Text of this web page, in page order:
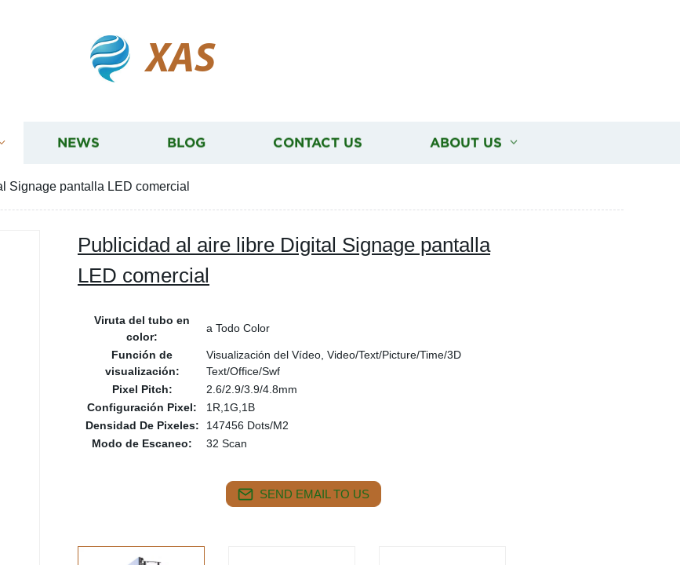
XAS
NEWS BLOG CONTACT US ABOUT US
Signage pantalla LED comercial
Publicidad al aire libre Digital Signage pantalla
LED comercial
Viruta del tubo en
color:
a Todo Color
Función de
visualización:
Visualización del Vídeo, Video/Text/Picture/Time/3D
Text/Office/Swf
Pixel Pitch:
2.6/2.9/3.9/4.8mm
Configuración Pixel:
1R,1G,1B
Densidad De Pixeles:
147456 Dots/M2
Modo de Escaneo:
32 Scan
SEND EMAIL TO US